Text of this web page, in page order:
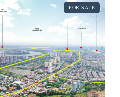
FOR SALE